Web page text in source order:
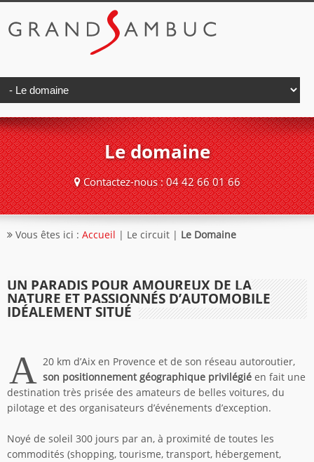
Le domaine
Contactez-nous : 04 42 66 01 66
Vous êtes ici : Accueil | Le circuit | Le Domaine
UN PARADIS POUR AMOUREUX DE LA
NATURE ET PASSIONNÉS D’AUTOMOBILE
IDÉALEMENT SITUÉ
A 20 km d’Aix en Provence et de son réseau autoroutier,
son positionnement géographique privilégié en fait une
destination très prisée des amateurs de belles voitures, du
pilotage et des organisateurs d’événements d’exception.
Noyé de soleil 300 jours par an, à proximité de toutes les
commodités (shopping, tourisme, transport, hébergement,